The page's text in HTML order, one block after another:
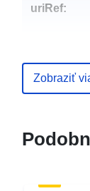
uriRef:
Zobraziť